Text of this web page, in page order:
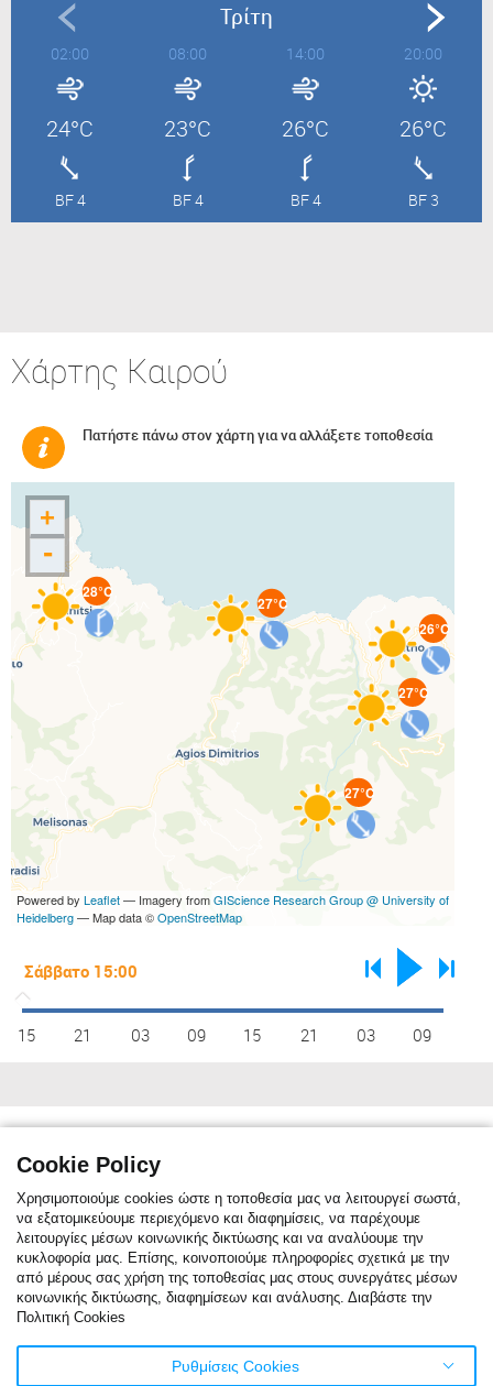
Τρίτη
02:00
24°C
BF 4
08:00
23°C
BF 4
14:00
26°C
BF 4
20:00
26°C
BF 3
Χάρτης Καιρού
Πατήστε πάνω στον χάρτη για να αλλάξετε τοποθεσία
27°C
28°C
26°C
27°C
27°C
+
-
Powered by Leaflet— Imagery fromGIScience Research Group @ University of
Heidelberg— Map data ©OpenStreetMap
15 21 03 09 15 21 03 09
Η κλιματική αναφορά δείχνει τη μηνιαία μέση θερμοκρασία. Η κόκκινη
γραμμή είναι η μέση μέγιστη θερμοκρασία, ενώ η μπλε γραμμή είναι η
μέση ελάχιστη θερμοκρασία. Η μπλε στήλες δείχνουν τον μέσο όρο
ημερών/μήνα με βροχόπτωση. Για το τελευταίο εικοσιτετράωρο μέρα
Τα στατιστικά στοιχεία του κλίματος βασίζονται σε δεδομένα του
καιρού για την τελευταία δεκαετία.
Cookie Policy
Χρησιμοποιούμε cookies ώστε η τοποθεσία μας να λειτουργεί σωστά,
να εξατομικεύουμε περιεχόμενο και διαφημίσεις, να παρέχουμε
λειτουργίες μέσων κοινωνικής δικτύωσης και να αναλύουμε την
κυκλοφορία μας. Επίσης, κοινοποιούμε πληροφορίες σχετικά με την
από μέρους σας χρήση της τοποθεσίας μας στους συνεργάτες μέσων
κοινωνικής δικτύωσης, διαφημίσεων και ανάλυσης. Διαβάστε την
Πολιτική Cookies
Ρυθμίσεις Cookies